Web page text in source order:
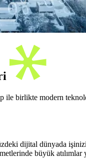
ile birlikte modern
dijital dünyada
büyük atılımlar